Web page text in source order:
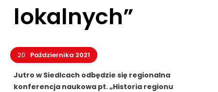
lokalnych”
20 Października 2021
Jutro w Siedlcach odbędzie się regionalna
konferencja naukowa pt. „Historia regionu